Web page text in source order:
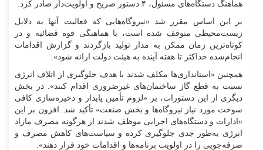
هماهنگ دستگاه‌های مسئول، ۴ دستور صریح و اولویت‌دار صادر کرد.
بر این اساس مقرر شد «نیروگاه‌هایی که فعالیت آنها به دلایل
زیست‌محیطی متوقف شده است، با هماهنگی قوه قضائیه و در
کوتاه‌ترین زمان ممکن به مدار تولید بازگردند و گزارش اقدامات
انجام‌شده حداکثر تا هفته آینده به هیئت دولت ارائه شود».
همچنین «استانداری‌ها مکلف شدند با هدف جلوگیری از اتلاف انرژی
نسبت به قطع گاز ساختمان‌های غیرضروری اقدام کنند». در بخش
دیگری از این دستورات، بر «لزوم تأمین پایدار و ذخیره‌سازی کافی
سوخت مورد نیاز نیروگاه‌ها و بخش صنعت» تأکید شد. افزون بر این
«ادارات و دستگاه‌های اجرایی موظف شدند از هرگونه مصرف مازاد
انرژی به‌طور جدی جلوگیری کرده و سیاست‌های کاهش مصرف و
صرفه‌جویی را در اولویت برنامه‌ها و اقدامات خود قرار دهند».